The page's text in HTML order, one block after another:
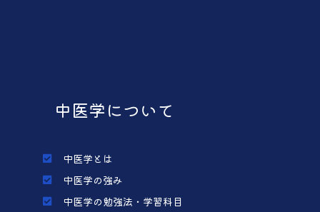
中医学について
中医学とは
中医学の強み
中医学の勉強法・学習科目